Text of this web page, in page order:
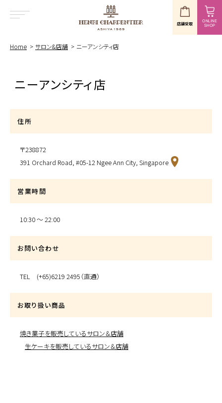
店舗受取 ONLINE
SHOP
Home サロン&店舗 ニーアンシティ店
ニーアンシティ店
住所
〒238872
391 Orchard Road, #05-12 Ngee Ann City, Singapore
営業時間
10:30 〜 22:00
お問い合わせ
TEL (+65)6219 2495（直通）
お取り扱い商品
焼き菓子を販売しているサロン＆店舗
生ケーキを販売しているサロン＆店舗